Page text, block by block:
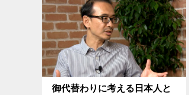
御代替わりに考える日本人と